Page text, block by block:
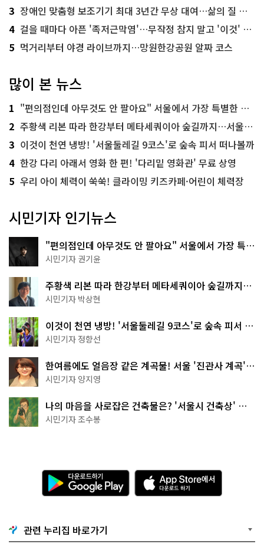
3 장애인 맞춤형 보조기기 최대 3년간 무상 대여…삶의 질 높인다
4 걸을 때마다 아픈 '족저근막염'…무작정 참지 말고 '이것' 해보세요!
5 먹거리부터 야경 라이브까지…망원한강공원 알짜 코스
많이 본 뉴스
1 "편의점인데 아무것도 안 팔아요" 서울에서 가장 특별한 편의점의 정체
2 주황색 리본 따라 한강부터 메타세쿼이아 숲길까지…서울둘레길 15코스
3 이것이 천연 냉방! '서울둘레길 9코스'로 숲속 피서 떠나볼까
4 한강 다리 아래서 영화 한 편! '다리밑 영화관' 무료 상영
5 우리 아이 체력이 쑥쑥! 클라이밍 키즈카페·어린이 체력장
시민기자 인기뉴스
"편의점인데 아무것도 안 팔아요" 서울에서 가장 특별
한 편의점의 정체
시민기자 권기윤
주황색 리본 따라 한강부터 메타세쿼이아 숲길까지…
서울둘레길 15코스
시민기자 박상현
이것이 천연 냉방! '서울둘레길 9코스'로 숲속 피서 떠
나볼까
시민기자 정향선
한여름에도 얼음장 같은 계곡물! 서울 '진관사 계곡'이
천국이네~
시민기자 양지영
나의 마음을 사로잡은 건축물은? '서울시 건축상' 수
상작 공개!
시민기자 조수봉
다
운
로
기
G
o
A
p
p
e
관련 누리집 바로가기